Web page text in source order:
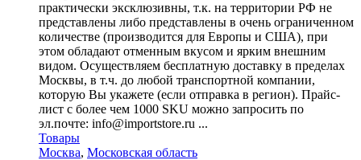
практически эксклюзивны, т.к. на территории РФ не
представлены либо представлены в очень ограниченном
количестве (производится для Европы и США), при
этом обладают отменным вкусом и ярким внешним
видом. Осуществляем бесплатную доставку в пределах
Москвы, в т.ч. до любой транспортной компании,
которую Вы укажете (если отправка в регион). Прайс-
лист с более чем 1000 SKU можно запросить по
эл.почте: info@importstore.ru ...
Товары
Москва, Московская область